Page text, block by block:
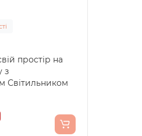
простір на
з
Світильником